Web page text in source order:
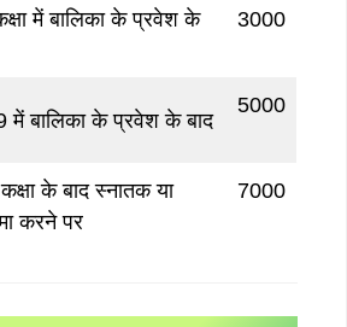
में बालिका के प्रवेश के
3000
में बालिका के प्रवेश के बाद
5000
के बाद स्नातक या
करने पर
7000